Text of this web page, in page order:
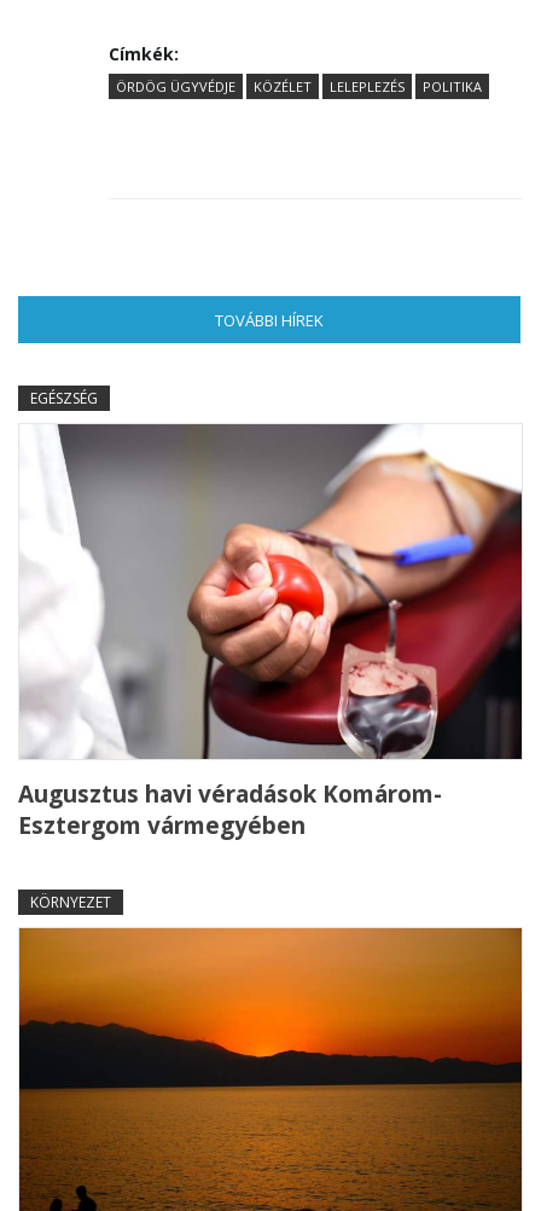
Címkék:
ÖRDÖG ÜGYVÉDJE KÖZÉLET LELEPLEZÉS POLITIKA
TOVÁBBI HÍREK
EGÉSZSÉG
Augusztus havi véradások Komárom-
Esztergom vármegyében
KÖRNYEZET